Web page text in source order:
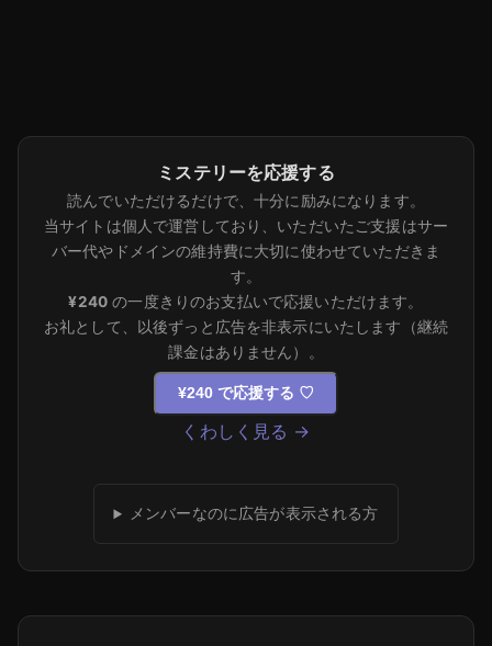
ミステリーを応援する
読んでいただけるだけで、十分に励みになります。
当サイトは個人で運営しており、いただいたご支援はサー
バー代やドメインの維持費に大切に使わせていただきま
す。
¥240 の一度きりのお支払いで応援いただけます。
お礼として、以後ずっと広告を非表示にいたします（継続
課金はありません）。
¥240 で応援する ♡
くわしく見る →
メンバーなのに広告が表示される方